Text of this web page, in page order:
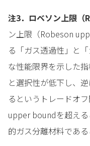
注3．ロベソン上限
ン上限（Robeson
る「ガス透過性」と
な性能限界を示した
と選択性が低下し、
るというトレードオ
upper boundを超え
的ガス分離材料である